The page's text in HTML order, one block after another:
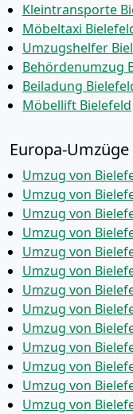
Kleintransporte
Möbeltaxi
Umzugshelfer
Behördenumzug
Beiladung
Möbellift Bielefeld
Europa-Umzüge
Umzug von
Umzug von
Umzug von
Umzug von
Umzug von
Umzug von
Umzug von
Umzug von
Umzug von
Umzug von
Umzug von
Umzug von
Umzug von